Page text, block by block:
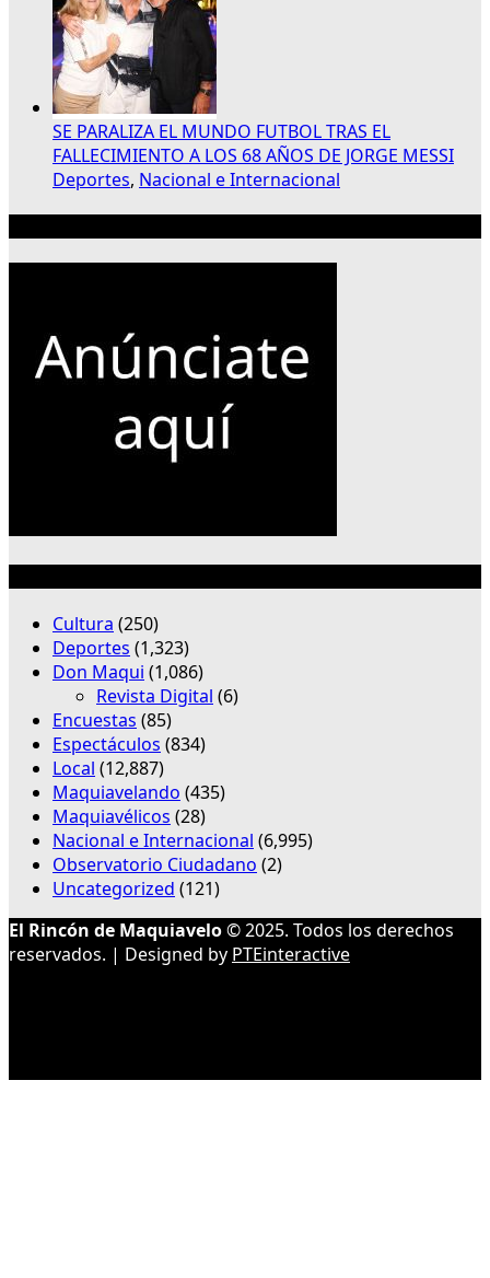
SE PARALIZA EL MUNDO FUTBOL TRAS EL
FALLECIMIENTO A LOS 68 AÑOS DE JORGE MESSI
Deportes, Nacional e Internacional
Cultura (250)
Deportes (1,323)
Don Maqui (1,086)
Revista Digital (6)
Encuestas (85)
Espectáculos (834)
Local (12,887)
Maquiavelando (435)
Maquiavélicos (28)
Nacional e Internacional (6,995)
Observatorio Ciudadano (2)
Uncategorized (121)
El Rincón de Maquiavelo© 2025. Todos los derechos
reservados. | Designed by PTEinteractive